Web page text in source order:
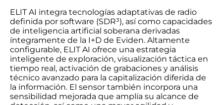
ELIT AI integra tecnologías adaptativas de radio
definida por software (SDR³), así como capacidades
de inteligencia artificial soberana derivadas
íntegramente de la I+D de Eviden. Altamente
configurable, ELIT AI ofrece una estrategia
inteligente de exploración, visualización táctica en
tiempo real, activación de grabaciones y análisis
técnico avanzado para la capitalización diferida de
la información. El sensor también incorpora una
sensibilidad mejorada que amplía su alcance de